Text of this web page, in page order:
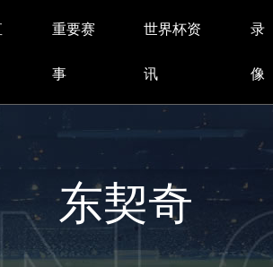
重要赛
事
世界杯资
讯
录
像
东契奇